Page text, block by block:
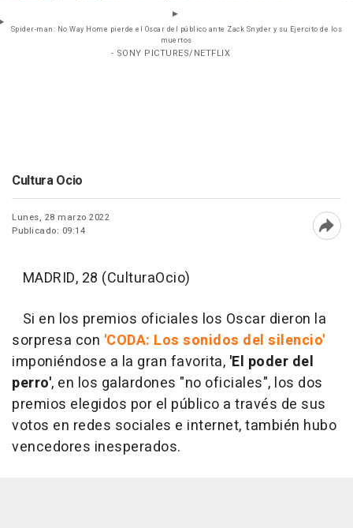
Spider-man: No Way Home pierde el Oscar del público ante Zack Snyder y su Ejercito de los
muertos
- SONY PICTURES/NETFLIX
Cultura Ocio
Lunes, 28 marzo 2022
Publicado: 09:14
MADRID, 28 (CulturaOcio)
Si en los premios oficiales los Oscar dieron la
sorpresa con 'CODA: Los sonidos del silencio'
imponiéndose a la gran favorita, 'El poder del
perro', en los galardones "no oficiales", los dos
premios elegidos por el público a través de sus
votos en redes sociales e internet, también hubo
vencedores inesperados.